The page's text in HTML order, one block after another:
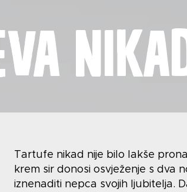
Tartufe nikad nije bilo lakše
krem sir donosi osvježenje s dva
iznenaditi nepca svojih ljubitelja.